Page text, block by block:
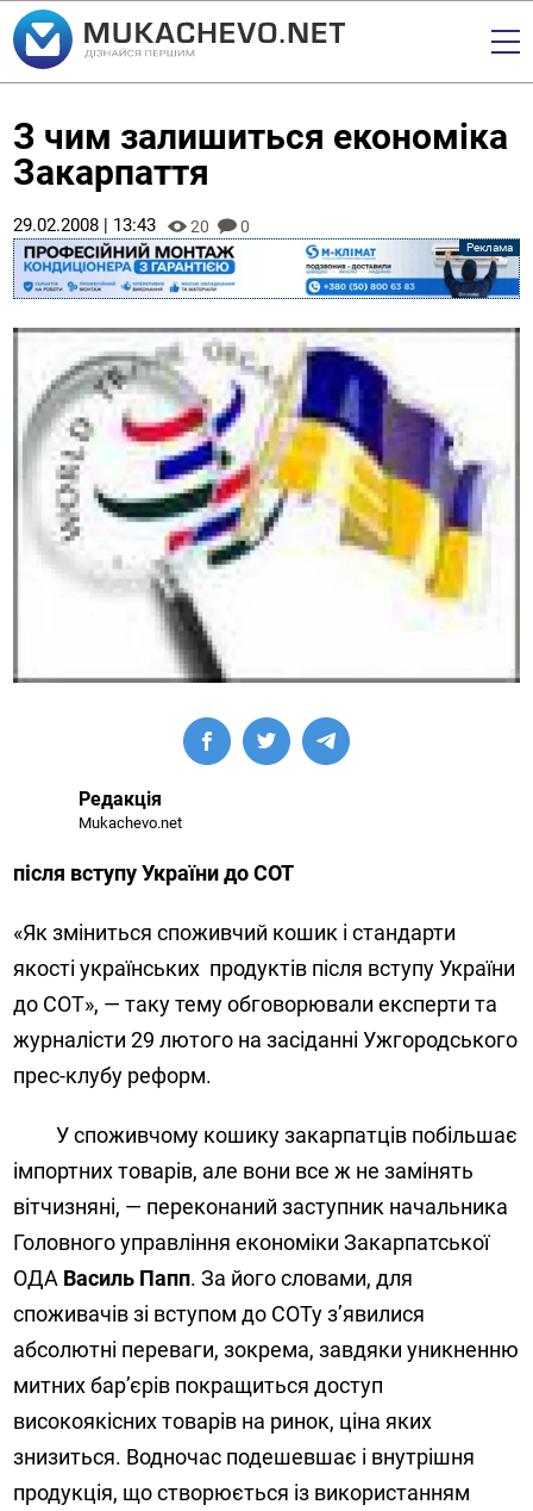
З чим залишиться економіка
Закарпаття
29.02.2008 | 13:43 20 0
Редакція
Mukachevo.net
після вступу України до СОТ
«Як зміниться споживчий кошик і стандарти
якості українських продуктів після вступу України
до СОТ», — таку тему обговорювали експерти та
журналісти 29 лютого на засіданні Ужгородського
прес-клубу реформ.
У споживчому кошику закарпатців побільшає
імпортних товарів, але вони все ж не замінять
вітчизняні, — переконаний заступник начальника
Головного управління економіки Закарпатської
ОДА Василь Папп. За його словами, для
споживачів зі вступом до СОТу з’явилися
абсолютні переваги, зокрема, завдяки уникненню
митних бар’єрів покращиться доступ
високоякісних товарів на ринок, ціна яких
знизиться. Водночас подешевшає і внутрішня
продукція, що створюється із використанням